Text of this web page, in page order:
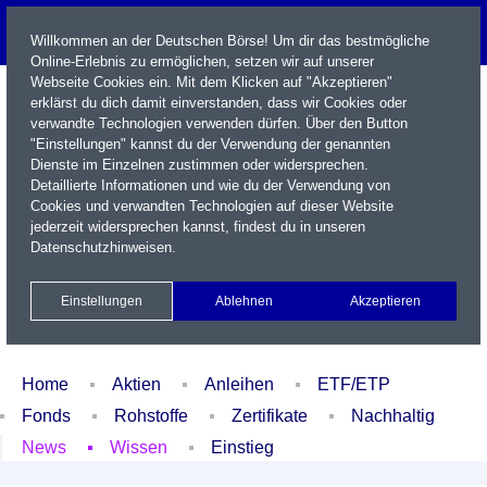
Name / WKN / ISIN / Kürzel
Xetra Realtime
Watchlist Portfolio Login
Home Aktien Anleihen
ETF/ETP
Fonds
Rohstoffe Zertifikate
Nachhaltig
News
Wissen Einstieg
Willkommen an der Deutschen Börse! Um dir das bestmögliche
Online-Erlebnis zu ermöglichen, setzen wir auf unserer
Webseite Cookies ein. Mit dem Klicken auf "Akzeptieren"
erklärst du dich damit einverstanden, dass wir Cookies oder
verwandte Technologien verwenden dürfen. Über den Button
"Einstellungen" kannst du der Verwendung der genannten
Dienste im Einzelnen zustimmen oder widersprechen.
Detaillierte Informationen und wie du der Verwendung von
Cookies und verwandten Technologien auf dieser Website
jederzeit widersprechen kannst, findest du in unseren
Datenschutzhinweisen.
Einstellungen Ablehnen Akzeptieren